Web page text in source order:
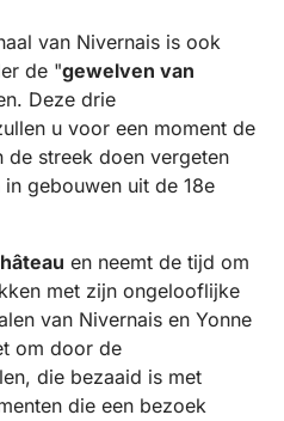
van Nivernais is ook
de "gewelven van
Deze drie
u voor een moment de
de streek doen vergeten
gebouwen uit de 18e
en neemt de tijd om
met zijn ongelooflijke
van Nivernais en Yonne
om door de
die bezaaid is met
die een bezoek